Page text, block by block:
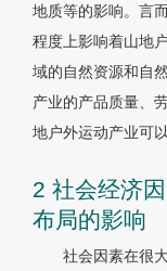
地质等的影响。言
程度上影响着山地
域的自然资源和自
产业的产品质量、
地户外运动产业可
2 社会经济
布局的影响
社会因素在很